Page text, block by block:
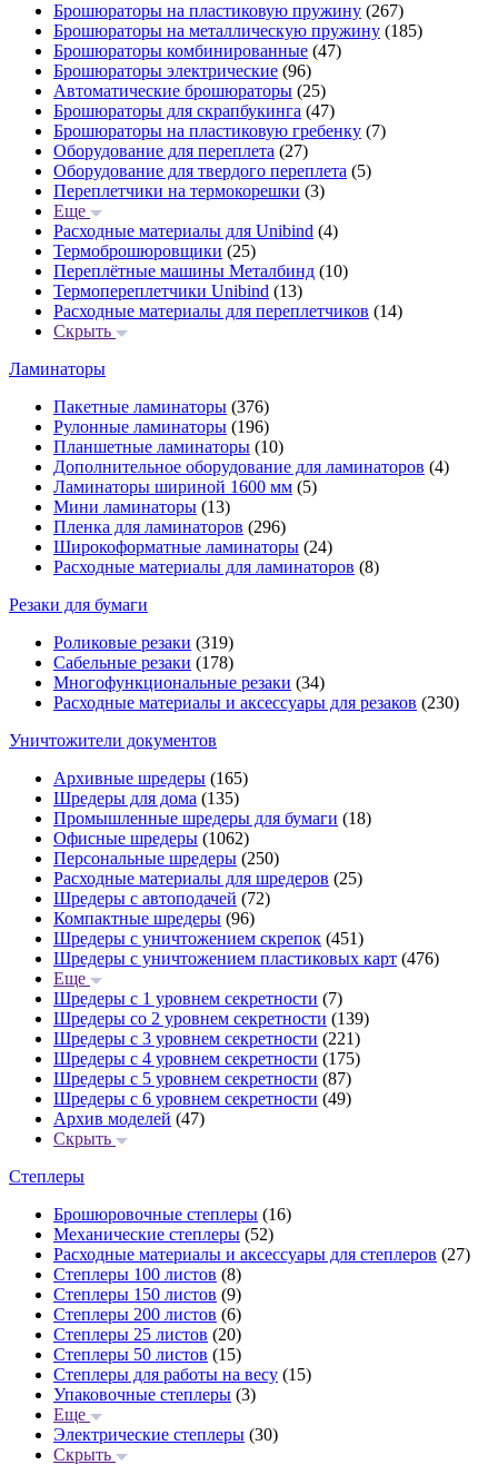
Брошюраторы на пластиковую пружину (267)
Брошюраторы на металлическую пружину (185)
Брошюраторы комбинированные (47)
Брошюраторы электрические (96)
Автоматические брошюраторы (25)
Брошюраторы для скрапбукинга (47)
Брошюраторы на пластиковую гребенку (7)
Оборудование для переплета (27)
Оборудование для твердого переплета (5)
Переплетчики на термокорешки (3)
Еще
Расходные материалы для Unibind (4)
Термоброшюровщики (25)
Переплётные машины Металбинд (10)
Термопереплетчики Unibind (13)
Расходные материалы для переплетчиков (14)
Скрыть
Ламинаторы
Пакетные ламинаторы (376)
Рулонные ламинаторы (196)
Планшетные ламинаторы (10)
Дополнительное оборудование для ламинаторов (4)
Ламинаторы шириной 1600 мм (5)
Мини ламинаторы (13)
Пленка для ламинаторов (296)
Широкоформатные ламинаторы (24)
Расходные материалы для ламинаторов (8)
Резаки для бумаги
Роликовые резаки (319)
Сабельные резаки (178)
Многофункциональные резаки (34)
Расходные материалы и аксессуары для резаков (230)
Уничтожители документов
Архивные шредеры (165)
Шредеры для дома (135)
Промышленные шредеры для бумаги (18)
Офисные шредеры (1062)
Персональные шредеры (250)
Расходные материалы для шредеров (25)
Шредеры с автоподачей (72)
Компактные шредеры (96)
Шредеры с уничтожением скрепок (451)
Шредеры с уничтожением пластиковых карт (476)
Еще
Шредеры с 1 уровнем секретности (7)
Шредеры со 2 уровнем секретности (139)
Шредеры с 3 уровнем секретности (221)
Шредеры с 4 уровнем секретности (175)
Шредеры с 5 уровнем секретности (87)
Шредеры с 6 уровнем секретности (49)
Архив моделей (47)
Скрыть
Степлеры
Брошюровочные степлеры (16)
Механические степлеры (52)
Расходные материалы и аксессуары для степлеров (27)
Степлеры 100 листов (8)
Степлеры 150 листов (9)
Степлеры 200 листов (6)
Степлеры 25 листов (20)
Степлеры 50 листов (15)
Степлеры для работы на весу (15)
Упаковочные степлеры (3)
Еще
Электрические степлеры (30)
Скрыть